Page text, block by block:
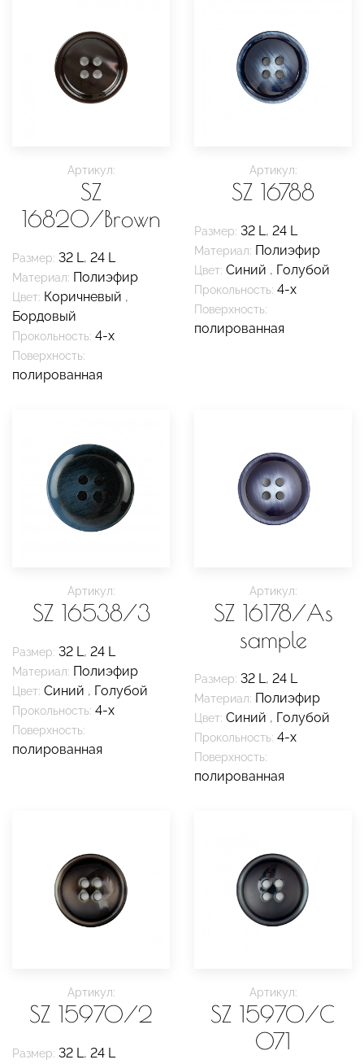
Артикул:
SZ
16820/Brown
Размер: 32 L, 24 L
Материал: Полиэфир
Цвет: Коричневый ,
Бордовый
Прокольность: 4-х
Поверхность:
полированная
Артикул:
SZ 16788
Размер: 32 L, 24 L
Материал: Полиэфир
Цвет: Синий , Голубой
Прокольность: 4-х
Поверхность:
полированная
Артикул:
SZ 16538/3
Размер: 32 L, 24 L
Материал: Полиэфир
Цвет: Синий , Голубой
Прокольность: 4-х
Поверхность:
полированная
Артикул:
SZ 16178/As
sample
Размер: 32 L, 24 L
Материал: Полиэфир
Цвет: Синий , Голубой
Прокольность: 4-х
Поверхность:
полированная
Артикул:
SZ 15970/2
Размер: 32 L, 24 L
Артикул:
SZ 15970/C
071